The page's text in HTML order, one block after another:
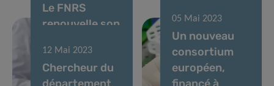
Le FNRS
renouvelle son
financier à la
recherche sur
Bloquer
l’activation
des
oncogènes
12 Mai 2023
Chercheur du
05 Mai 2023
Un nouveau
consortium
européen,